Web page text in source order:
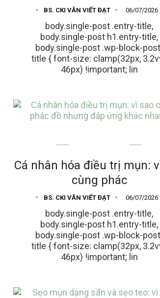
BS. CKI VĂN VIẾT ĐẠT 06/07/2026
body.single-post .entry-title,
body.single-post h1.entry-title,
body.single-post .wp-block-
title { font-size: clamp(32px,
46px) !important; lin
Cá nhân hóa điều trị mụn:
cùng phác
BS. CKI VĂN VIẾT ĐẠT 06/07/2026
body.single-post .entry-title,
body.single-post h1.entry-title,
body.single-post .wp-block-
title { font-size: clamp(32px,
46px) !important; lin